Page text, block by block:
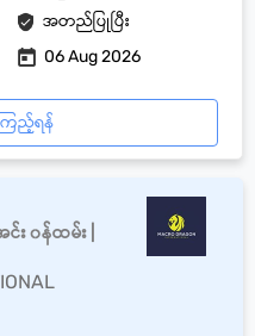
အတည်ပြုပြီး
06 Aug 2026
ြည့်ရန်
း ၀န်ထမ်း |